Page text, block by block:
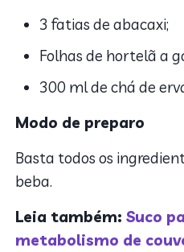
3 fatias de abacaxi;
Folhas de hortelã a
300 ml de chá de
Modo de preparo
Basta todos os
beba.
Leia também:Suco
metabolismo de